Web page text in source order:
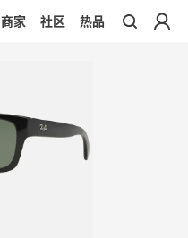
商家 社区 热品